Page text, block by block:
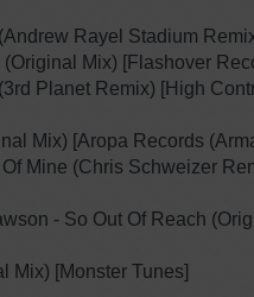
Rayel Stadium
Mix) [Flashover
Planet Remix) [High
Mix) [Aropa Records
Mine (Chris Schweizer
- So Out Of Reach
Mix) [Monster Tunes]